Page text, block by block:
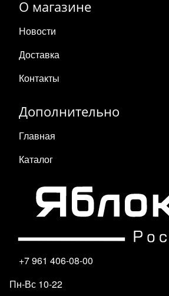
О магазине
Новости
Доставка
Контакты
Дополнительно
Главная
Каталог
+7 961 406-08-00
Пн-Вс 10-22